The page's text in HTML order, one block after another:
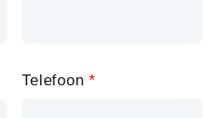
Telefoon